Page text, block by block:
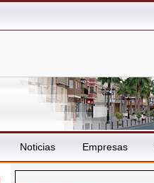
Noticias Empresas